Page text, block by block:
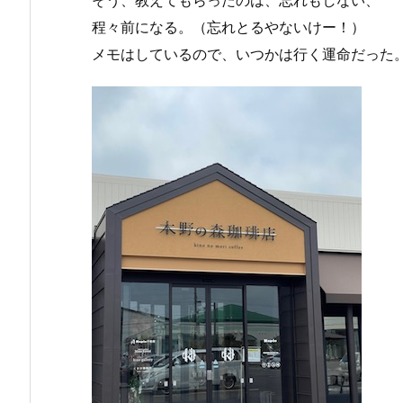
程々前になる。（忘れとるやないけー！）
メモはしているので、いつかは行く運命だった